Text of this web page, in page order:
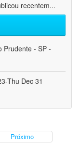
recentem...
Prudente - SP -
Thu Dec 31
Próximo